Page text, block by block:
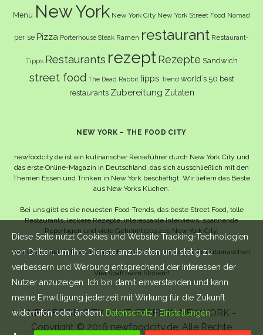
Menü New York New York City New York Street Food Nomad
per se Pizza Porterhouse Steak Ramen restaurant Restaurant-
Tipps Restaurants rezept Rezepte Sandwich
street food The Dead Rabbit tipps Trend world´s 50 best
restaurants Zubereitung Zutaten
NEW YORK – THE FOOD CITY
newfoodcity.de ist ein kulinarischer Reiseführer durch New York City und
das erste Online-Magazin in Deutschland, das sich ausschließlich mit den
Themen Essen und Trinken in New York beschäftigt. Wir liefern das Beste
aus New Yorks Küchen.
Bei uns gibt es die neuesten Food-Trends, das beste Street Food, tolle
Restaurants, leckere Rezepte, interessante Interviews, spannende
Reportagen und viele Geheimtipps aus New York City.
Und wahrscheinlich noch viel mehr – da lassen wir uns selbst überraschen.
Viel Spaß beim Stöbern!
NEW FOOD CITY - GUT ESSEN IN NEW YORK -
Copyright © 2016 newfoodcity.de. Alle Rechte
Diese Seite nutzt Cookies und Website Tracking-Technologien
von Dritten, um ihre Dienste anzubieten und stetig zu
verbessern und Werbung entsprechend der Interessen der
Nutzer anzuzeigen. Ich bin damit einverstanden und kann
meine Einwilligung jederzeit mit Wirkung für die Zukunft
widerrufen oder ändern. Datenschutz| Einstellungen